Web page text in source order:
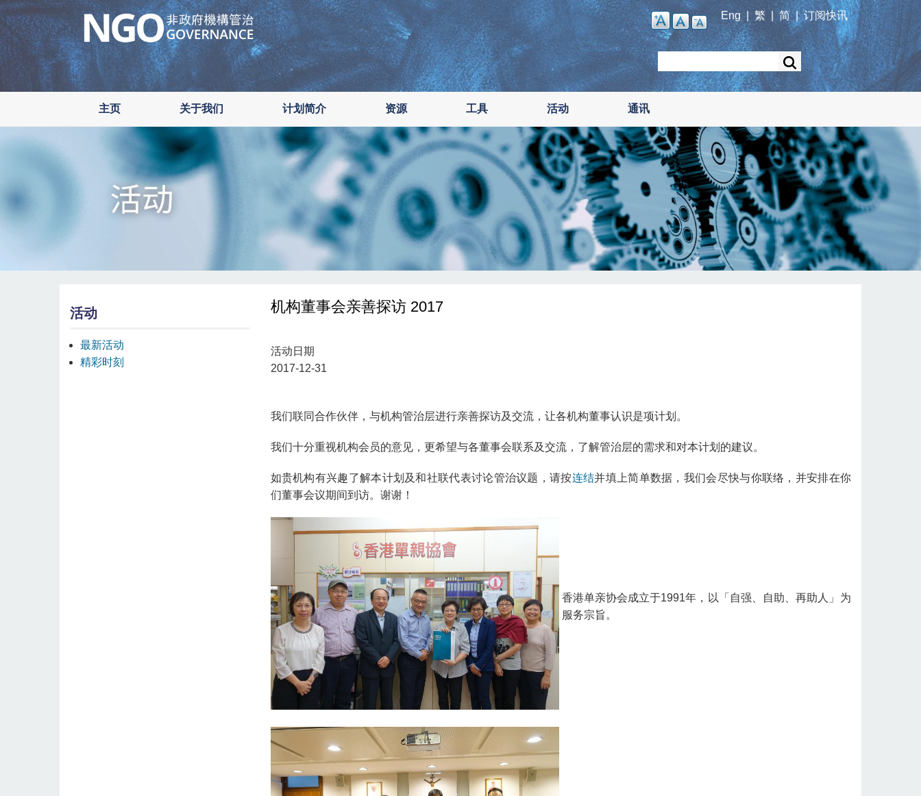
Skip
to
main
Eng 繁 简| 订阅快讯
主页 关于我们 计划简介 资源 工具 活动 通讯
活动
最新活动
精彩时刻
机构董事会亲善探访 2017
活动日期
2017-12-31
我们联同合作伙伴，与机构管治层进行亲善探访及交流，让各机构董事认识是项计划。
我们十分重视机构会员的意见，更希望与各董事会联系及交流，了解管治层的需求和对本计划的建议。
如贵机构有兴趣了解本计划及和社联代表讨论管治议题，请按连结并填上简单数据，我们会尽快与你联络，并安排在你
们董事会议期间到访。谢谢！
香港单亲协会成立于1991年，以「自强、自助、再助人」为
服务宗旨。